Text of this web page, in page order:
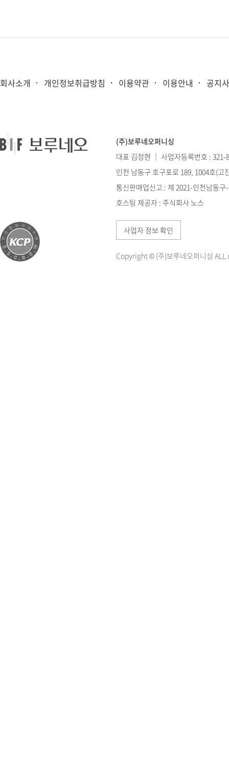
회사소개 개인정보취급방침 이용약관 이용안내 공지
(주)보루네오퍼니싱
대표 김정현 ｜ 사업자등록번호 : 321-
인천 남동구 호구포로 189, 1004호(고
통신판매업신고 : 제 2021-인천남동
호스팅 제공자 : 주식회사 노스
사업자 정보 확인
Copyright © (주)보루네오퍼니싱